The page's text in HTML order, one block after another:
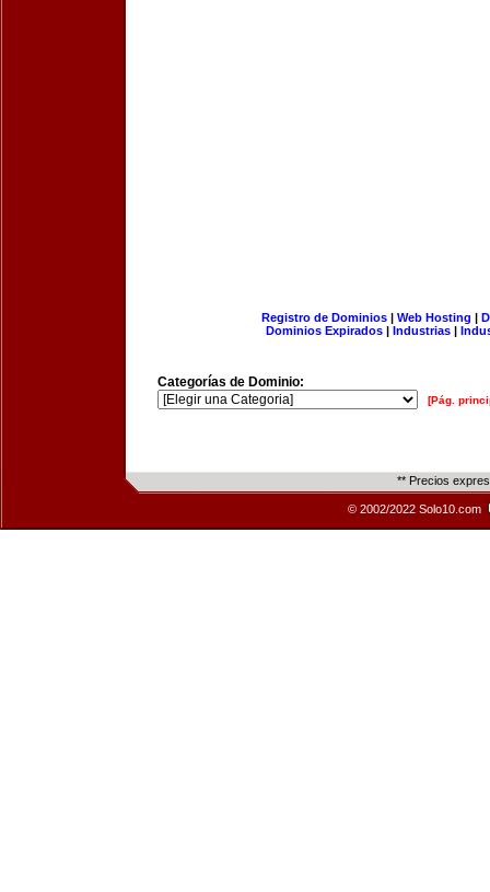
Registro de Dominios| Web Hosting |
Dominios Expirados | Industrias |
Categorías de Dominio:
[Pág.
** Precios
© 2002/2022 Solo10.com